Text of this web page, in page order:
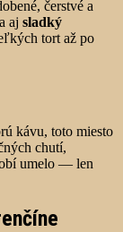
čerstvé a
aj sladký
tort až po
kávu, toto miesto
chutí,
umelo — len